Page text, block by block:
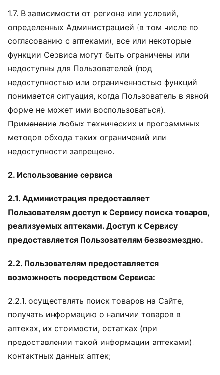
1.7. В зависимости от региона или условий,
определенных Администрацией (в том числе по
согласованию с аптеками), все или некоторые
функции Сервиса могут быть ограничены или
недоступны для Пользователей (под
недоступностью или ограниченностью функций
понимается ситуация, когда Пользователь в явной
форме не может ими воспользоваться).
Применение любых технических и программных
методов обхода таких ограничений или
недоступности запрещено.
2. Использование сервиса
2.1. Администрация предоставляет
Пользователям доступ к Сервису поиска товаров,
реализуемых аптеками. Доступ к Сервису
предоставляется Пользователям безвозмездно.
2.2. Пользователям предоставляется
возможность посредством Сервиса:
2.2.1. осуществлять поиск товаров на Сайте,
получать информацию о наличии товаров в
аптеках, их стоимости, остатках (при
предоставлении такой информации аптеками),
контактных данных аптек;